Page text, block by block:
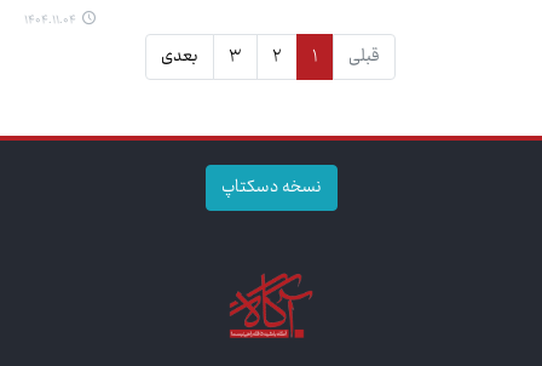
۱۴۰۴.۱۱.۰۴
قبلی ۱ ۲ ۳ بعدی
نسخه دسکتاپ